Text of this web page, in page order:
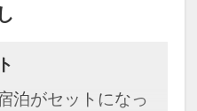
泊がセットになっ